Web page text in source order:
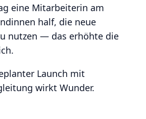
eine Mitarbeiterin am
half, die neue
nutzen — das erhöhte die
Launch mit
wirkt Wunder.